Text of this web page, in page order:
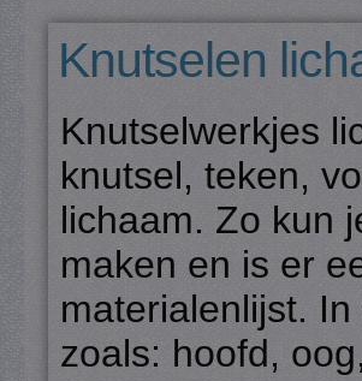
Knutselen
Knutselwerkjes
knutsel, teken,
lichaam. Zo kun
maken en is er
materialenlijst.
zoals: hoofd,